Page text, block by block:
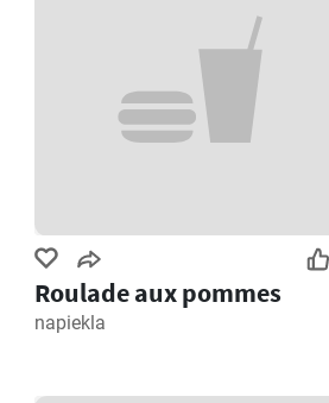
Roulade aux pommes
napiekla